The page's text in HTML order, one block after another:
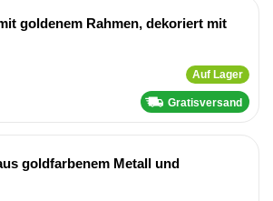
goldenem Rahmen, dekoriert mit
Auf Lager
Gratisversand
goldfarbenem Metall und